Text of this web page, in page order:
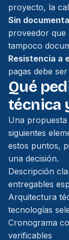
proyecto, la
Sin
proveedor que
tampoco
Resistencia a
pagas debe
Qué
técnica
Una
siguientes
estos puntos,
una decisión.
Descripción
entregables
Arquitectura
tecnologías
Cronograma
verificables